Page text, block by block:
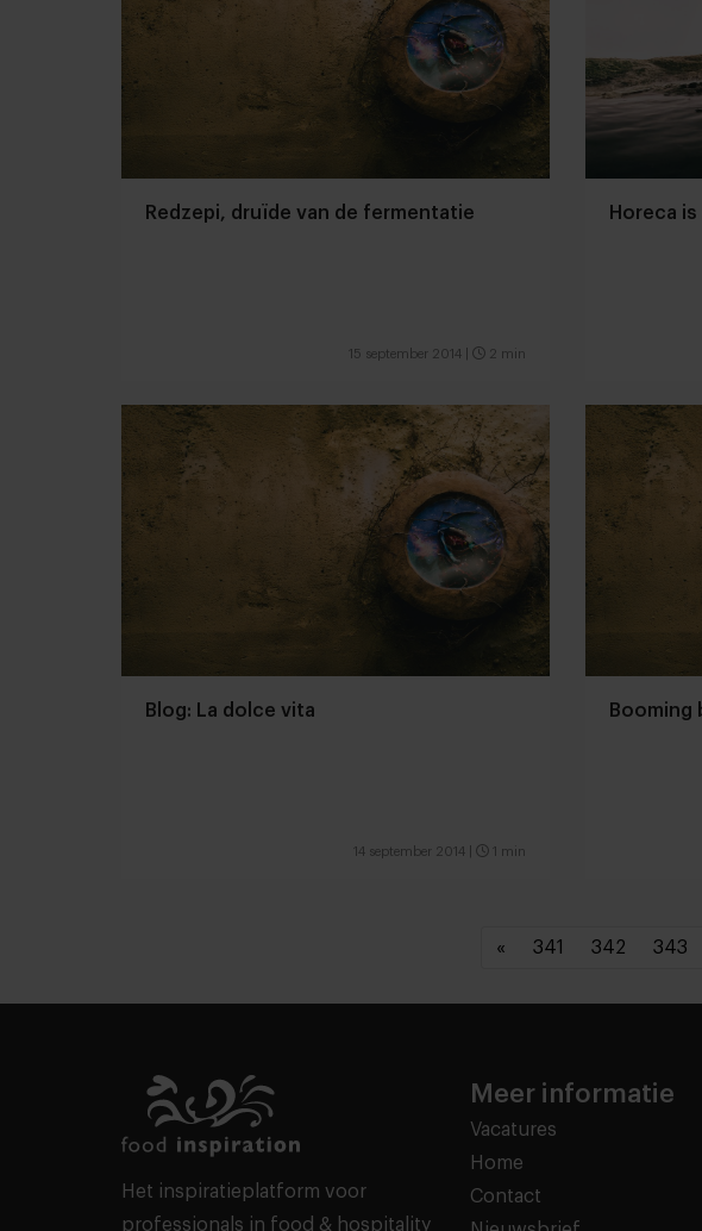
Redzepi, druïde van de fermentatie
15 september 2014 2 min
Horeca
Blog: La dolce vita
14 september 2014 1 min
Booming
« 341 342 343
Het inspiratieplatform voor
professionals in food & hospitality
Meer informatie
Vacatures
Home
Contact